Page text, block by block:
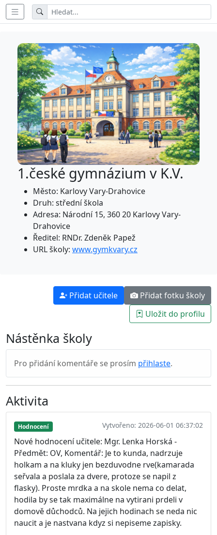
1.české gymnázium v K.V.
Město: Karlovy Vary-Drahovice
Druh: střední škola
Adresa: Národní 15, 360 20 Karlovy Vary-
Drahovice
Ředitel: RNDr. Zdeněk Papež
URL školy: www.gymkvary.cz
Přidat učitele
Přidat fotku školy
Uložit do profilu
Nástěnka školy
Pro přidání komentáře se prosím přihlaste.
Aktivita
Hodnocení Vytvořeno: 2026-06-01 06:37:02
Nové hodnocení učitele: Mgr. Lenka Horská -
Předmět: OV, Komentář: Je to kunda, nadrzuje
holkam a na kluky jen bezduvodne rve(kamarada
seřvala a poslala za dvere, protoze se napil z
flasky). Proste mrdka a na skole nema co delat,
hodila by se tak maximálne na vytirani prdeli v
domově důchodců. Na jejich hodinach se neda nic
naucit a je nastvana kdyz si nepiseme zapisky.